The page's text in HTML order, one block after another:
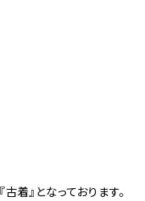
着』となっております。